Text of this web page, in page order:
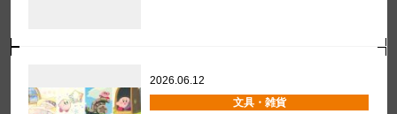
2026.06.12
文具・雑貨